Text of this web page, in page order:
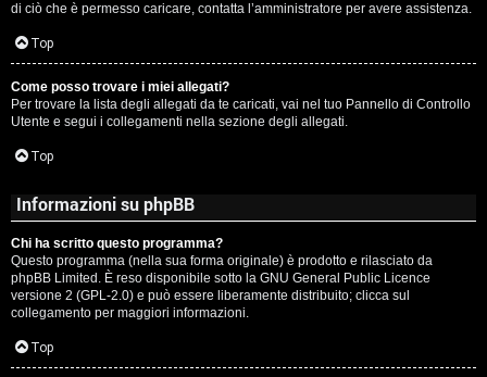
di ciò che è permesso caricare, contatta l’amministratore per avere assistenza.
Top
Come posso trovare i miei allegati?
Per trovare la lista degli allegati da te caricati, vai nel tuo Pannello di Controllo
Utente e segui i collegamenti nella sezione degli allegati.
Top
Informazioni su phpBB
Chi ha scritto questo programma?
Questo programma (nella sua forma originale) è prodotto e rilasciato da
phpBB Limited . È reso disponibile sotto la GNU General Public Licence
versione 2 (GPL-2.0) e può essere liberamente distribuito; clicca sul
collegamento per maggiori informazioni.
Top